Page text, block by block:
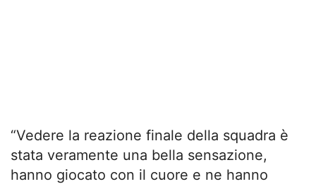
“Vedere la reazione finale della squadra è
stata veramente una bella sensazione,
hanno giocato con il cuore e ne hanno